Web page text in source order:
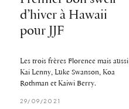
d’hiver à Hawaii
pour JJF
Les trois frères Florence mais aussi
Kai Lenny, Luke Swanson, Koa
Rothman et Kaiwi Berry.
29/09/2021